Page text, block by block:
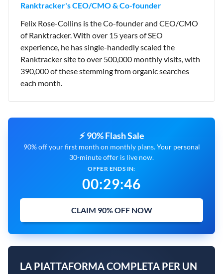
Ranktracker's CEO/CMO & Co-founder
Felix Rose-Collins is the Co-founder and CEO/CMO
of Ranktracker. With over 15 years of SEO
experience, he has single-handedly scaled the
Ranktracker site to over 500,000 monthly visits, with
390,000 of these stemming from organic searches
each month.
⚡ 90% Flash Sale
90% off your first month on monthly plans. Your personal
30-minute offer is live now.
OFFER ENDS IN:
00:29:45
CLAIM 90% OFF NOW
LA PIATTAFORMA COMPLETA PER UN